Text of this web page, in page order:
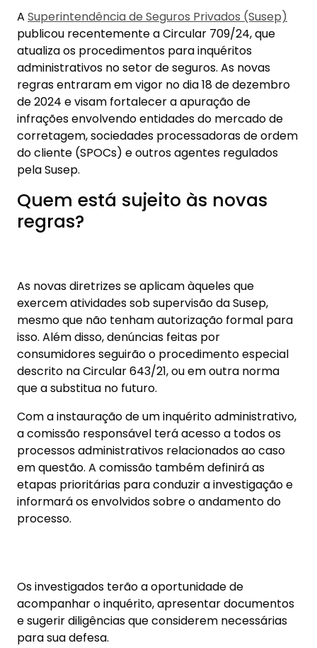
A Superintendência de Seguros Privados (Susep)
publicou recentemente a Circular 709/24, que
atualiza os procedimentos para inquéritos
administrativos no setor de seguros. As novas
regras entraram em vigor no dia 18 de dezembro
de 2024 e visam fortalecer a apuração de
infrações envolvendo entidades do mercado de
corretagem, sociedades processadoras de ordem
do cliente (SPOCs) e outros agentes regulados
pela Susep.
Quem está sujeito às novas
regras?
As novas diretrizes se aplicam àqueles que
exercem atividades sob supervisão da Susep,
mesmo que não tenham autorização formal para
isso. Além disso, denúncias feitas por
consumidores seguirão o procedimento especial
descrito na Circular 643/21, ou em outra norma
que a substitua no futuro.
Com a instauração de um inquérito administrativo,
a comissão responsável terá acesso a todos os
processos administrativos relacionados ao caso
em questão. A comissão também definirá as
etapas prioritárias para conduzir a investigação e
informará os envolvidos sobre o andamento do
processo.
Os investigados terão a oportunidade de
acompanhar o inquérito, apresentar documentos
e sugerir diligências que considerem necessárias
para sua defesa.